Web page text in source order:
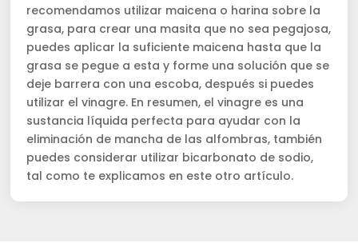
recomendamos utilizar maicena o harina sobre la
grasa, para crear una masita que no sea pegajosa,
puedes aplicar la suficiente maicena hasta que la
grasa se pegue a esta y forme una solución que se
deje barrera con una escoba, después si puedes
utilizar el vinagre. En resumen, el vinagre es una
sustancia líquida perfecta para ayudar con la
eliminación de mancha de las alfombras, también
puedes considerar utilizar bicarbonato de sodio,
tal como te explicamos en este otro artículo.